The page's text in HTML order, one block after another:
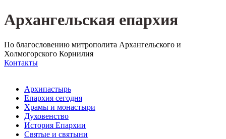
Архангельская епархия
По благословению митрополита Архангельского и
Холмогорского Корнилия
Контакты
Архипастырь
Епархия сегодня
Храмы и монастыри
Духовенство
История Епархии
Святые и святыни